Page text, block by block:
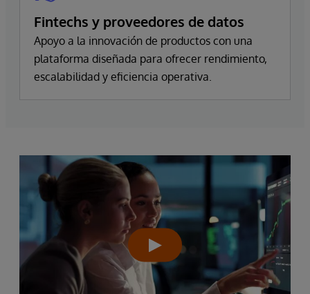
Fintechs y proveedores de datos
Apoyo a la innovación de productos con una
plataforma diseñada para ofrecer rendimiento,
escalabilidad y eficiencia operativa.